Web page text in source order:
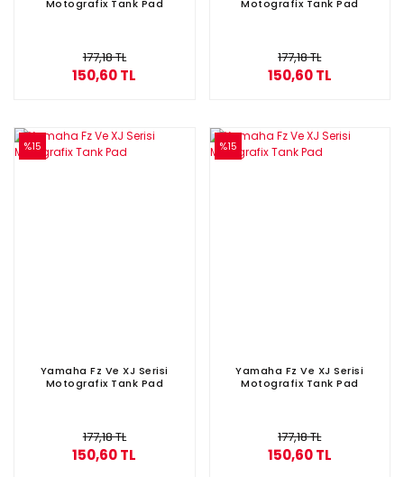
Motografix Tank Pad
177,18 TL
150,60 TL
Motografix Tank Pad
177,18 TL
150,60 TL
%15
Yamaha Fz Ve XJ Serisi
Motografix Tank Pad
177,18 TL
150,60 TL
%15
Yamaha Fz Ve XJ Serisi
Motografix Tank Pad
177,18 TL
150,60 TL